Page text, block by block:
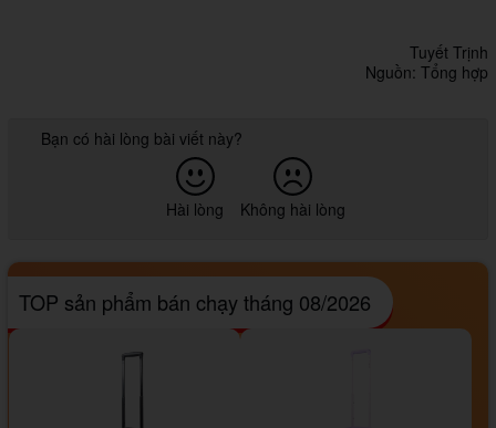
Tuyết Trịnh
Nguồn: Tổng hợp
Bạn có hài lòng bài viết này?
Hài lòng Không hài lòng
TOP sản phẩm bán chạy tháng 08/2026